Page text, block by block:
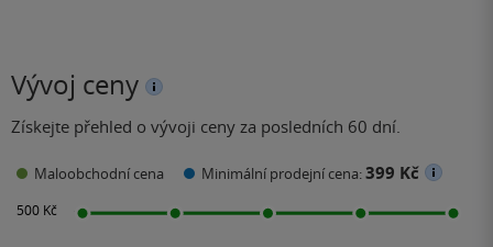
Vývoj ceny
Získejte přehled o vývoji ceny za posledních 60 dní.
Maloobchodní cena Minimální prodejní cena:399 Kč